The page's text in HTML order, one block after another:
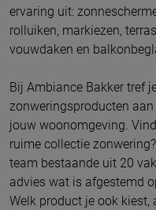
ervaring uit:
rolluiken, markiezen,
vouwdaken en
Bij Ambiance Bakker tref
zonweringsproducten
jouw woonomgeving.
ruime collectie
team bestaande uit 20
advies wat is afgestemd
Welk product je ook